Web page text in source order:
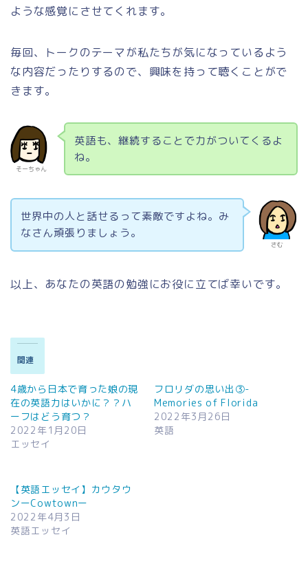
ような感覚にさせてくれます。
毎回、トークのテーマが私たちが気になっているよう
な内容だったりするので、興味を持って聴くことがで
きます。
そーちゃん
英語も、継続することで力がついてくるよ
ね。
さむ
世界中の人と話せるって素敵ですよね。み
なさん頑張りましょう。
以上、あなたの英語の勉強にお役に立てば幸いです。
関連
4歳から日本で育った娘の現
在の英語力はいかに？？ハ
ーフはどう育つ？
2022年1月20日
エッセイ
フロリダの思い出③-
Memories of Florida
2022年3月26日
英語
【英語エッセイ】カウタウ
ンーCowtownー
2022年4月3日
英語エッセイ